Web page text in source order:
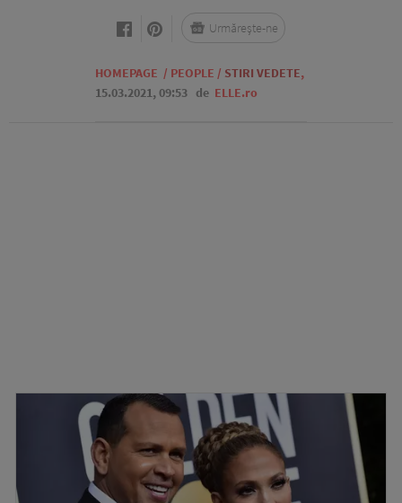
HOMEPAGE / PEOPLE / STIRI VEDETE,
15.03.2021, 09:53 de ELLE.ro
Urmărește-ne